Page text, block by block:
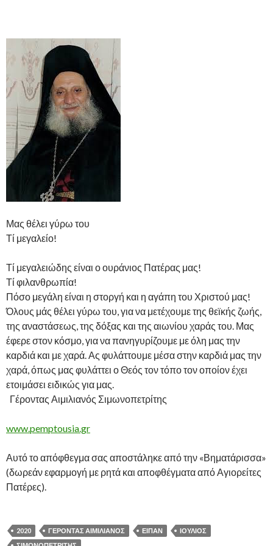
Μας θέλει γύρω του
Τί μεγαλείο!
Τί μεγαλειώδης είναι ο ουράνιος Πατέρας μας!
Τί φιλανθρωπία!
Πόσο μεγάλη είναι η στοργή και η αγάπη του Χριστού μας!
Όλους μάς θέλει γύρω του, για να μετέχουμε της θεϊκής ζωής,
της αναστάσεως, της δόξας και της αιωνίου χαράς του. Μας
έφερε στον κόσμο, για να πανηγυρίζουμε με όλη μας την
καρδιά και με χαρά. Ας φυλάττουμε μέσα στην καρδιά μας την
χαρά, όπως μας φυλάττει ο Θεός τον τόπο τον οποίον έχει
ετοιμάσει ειδικώς για μας.
Γέροντας Αιμιλιανός Σιμωνοπετρίτης
www.pemptousia.gr
Αυτό το απόφθεγμα σας αποστάληκε από την «Βηματάρισσα»
(δωρεάν εφαρμογή με ρητά και αποφθέγματα από Αγιορείτες
Πατέρες).
2020 ΓΈΡΟΝΤΑΣ ΑΙΜΙΛΙΑΝΌΣ ΕΊΠΑΝ
ΙΟΎΛΙΟΣ